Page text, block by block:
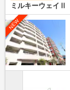
ミルキーウェイⅡ
NEW